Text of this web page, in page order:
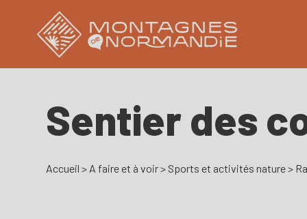
Sentier des
Accueil > A faire et à voir> Sports et activités nature>